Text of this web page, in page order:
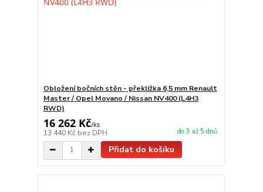
Obložení bočních stěn - překližka 6,5 mm Renault
Master / Opel Movano / Nissan NV400 (L4H3
RWD)
16 262 Kč/ks
13 440 Kč bez DPH do 3 až 5 dnů
Přidat do košíku